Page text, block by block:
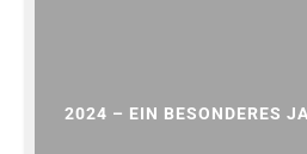
2024 – EIN BESONDERES